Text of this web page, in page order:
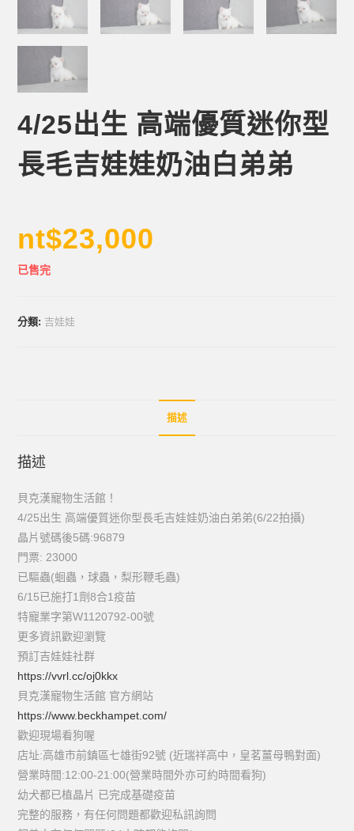
4/25出生 高端優質迷你型
長毛吉娃娃奶油白弟弟
nt$23,000
已售完
分類: 吉娃娃
描述
描述
貝克漢寵物生活館！
4/25出生 高端優質迷你型長毛吉娃娃奶油白弟弟(6/22拍攝)
晶片號碼後5碼:96879
門票: 23000
已驅蟲(蛔蟲，球蟲，梨形鞭毛蟲)
6/15已施打1劑8合1疫苗
特寵業字第W1120792-00號
更多資訊歡迎瀏覽
預訂吉娃娃社群
https://vvrl.cc/oj0kkx
貝克漢寵物生活館 官方網站
https://www.beckhampet.com/
歡迎現場看狗喔
店址:高雄市前鎮區七雄街92號 (近瑞祥高中，皇茗薑母鴨對面)
營業時間:12:00-21:00(營業時間外亦可約時間看狗)
幼犬都已植晶片 已完成基礎疫苗
完整的服務，有任何問題都歡迎私訊詢問